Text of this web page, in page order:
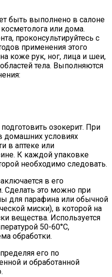
быть выполнено в салоне
или дома.
проконсультируйтесь с
применения этого
коже рук, ног, лица и шеи,
тела. Выполняются
озокерит. При
домашних условиях
в аптеке или
К каждой упаковке
необходимо следовать.
в его
Сделать это можно при
для парафина или обычной
миски), в которой на
вещества. Используется
50-60°С,
обработки.
его по
и обработанной